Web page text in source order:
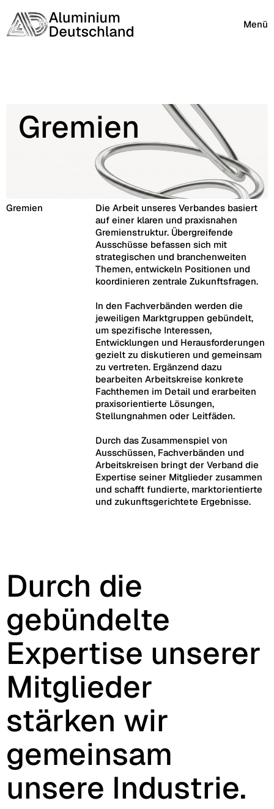
Menü
Gremien
Gremien
Die Arbeit unseres Verbandes basiert
auf einer klaren und praxisnahen
Gremienstruktur. Übergreifende
Ausschüsse befassen sich mit
strategischen und branchenweiten
Themen, entwickeln Positionen und
koordinieren zentrale Zukunftsfragen.
In den Fachverbänden werden die
jeweiligen Marktgruppen gebündelt,
um spezifische Interessen,
Entwicklungen und Herausforderungen
gezielt zu diskutieren und gemeinsam
zu vertreten. Ergänzend dazu
bearbeiten Arbeitskreise konkrete
Fachthemen im Detail und erarbeiten
praxisorientierte Lösungen,
Stellungnahmen oder Leitfäden.
Durch das Zusammenspiel von
Ausschüssen, Fachverbänden und
Arbeitskreisen bringt der Verband die
Expertise seiner Mitglieder zusammen
und schafft fundierte, marktorientierte
und zukunftsgerichtete Ergebnisse.
Durch die
gebündelte
Expertise unserer
Mitglieder
stärken wir
gemeinsam
unsere Industrie.